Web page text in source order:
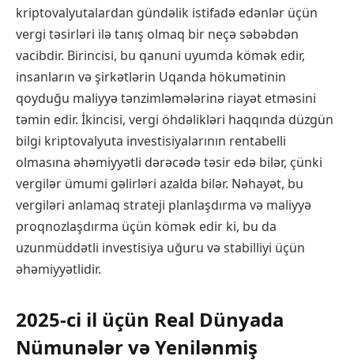
kriptovalyutalardan gündəlik istifadə edənlər üçün
vergi təsirləri ilə tanış olmaq bir neçə səbəbdən
vacibdir. Birincisi, bu qanuni uyumda kömək edir,
insanların və şirkətlərin Uqanda hökumətinin
qoyduğu maliyyə tənzimləmələrinə riayət etməsini
təmin edir. İkincisi, vergi öhdəlikləri haqqında düzgün
bilgi kriptovalyuta investisiyalarının rentabelli
olmasına əhəmiyyətli dərəcədə təsir edə bilər, çünki
vergilər ümumi gəlirləri azalda bilər. Nəhayət, bu
vergiləri anlamaq strateji planlaşdırma və maliyyə
proqnozlaşdırma üçün kömək edir ki, bu da
uzunmüddətli investisiya uğuru və stabilliyi üçün
əhəmiyyətlidir.
2025-ci il üçün Real Dünyada
Nümunələr və Yenilənmiş